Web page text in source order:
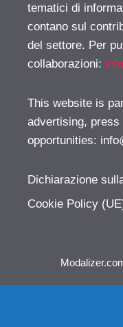
tematici di
contano sul
del settore. Per
collaborazioni:
This website is
advertising, press
opportunities:
Dichiarazione
Cookie Policy